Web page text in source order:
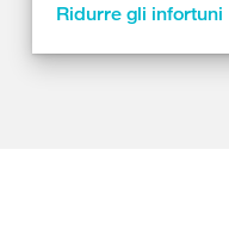
Ridurre gli infortuni